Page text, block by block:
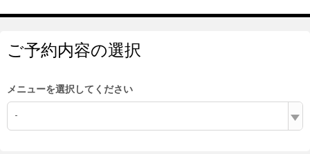
ご予約内容の選択
メニューを選択してください
-